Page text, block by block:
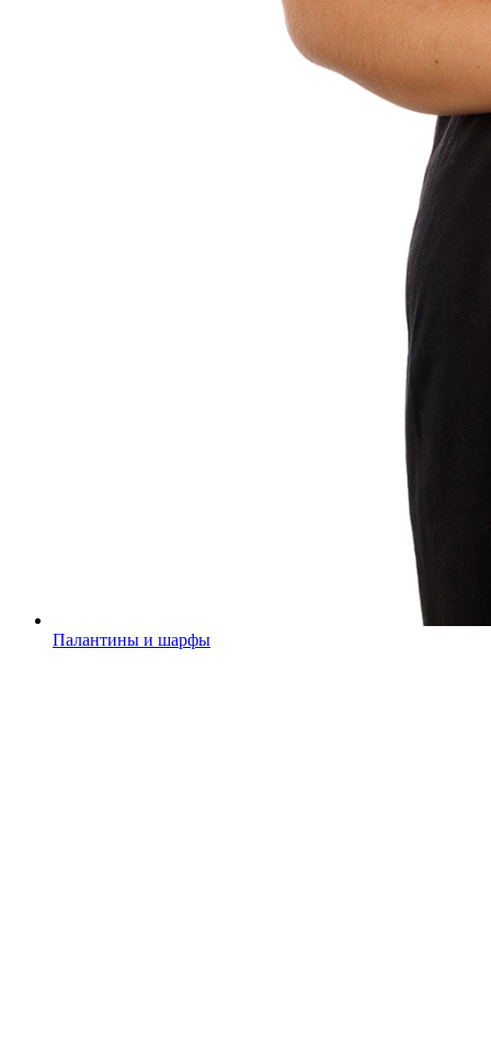
Палантины и шарфы